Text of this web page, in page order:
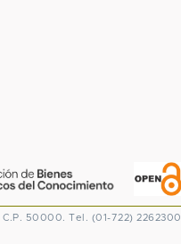
C.P. 50000. Tel. (01-722) 2262300